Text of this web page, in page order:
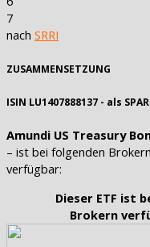
7
nach SRRI
ZUSAMMENSETZUNG
ISIN LU1407888137 - als
Amundi US Treasury
– ist bei folgenden
verfügbar:
Dieser ETF ist
Brokern